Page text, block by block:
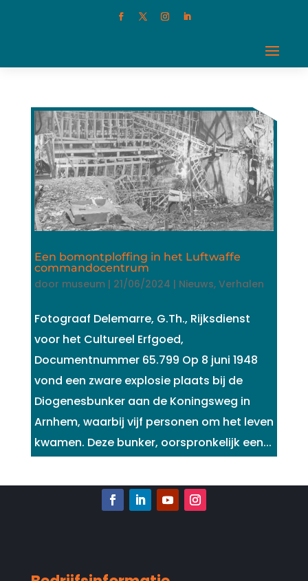
Een bomontploffing in het Luftwaffe
commandocentrum
door museum| 21/06/2024 | Nieuws, Verhalen
Fotograaf Delemarre, G.Th., Rijksdienst
voor het Cultureel Erfgoed,
Documentnummer 65.799 Op 8 juni 1948
vond een zware explosie plaats bij de
Diogenesbunker aan de Koningsweg in
Arnhem, waarbij vijf personen om het leven
kwamen. Deze bunker, oorspronkelijk een...